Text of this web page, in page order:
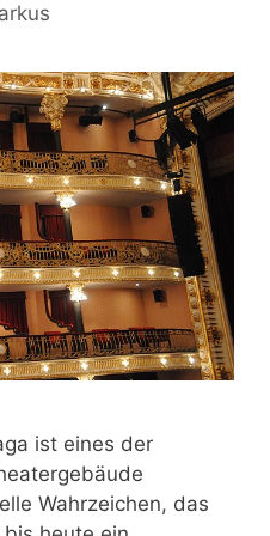
ist eines der
Wahrzeichen, das